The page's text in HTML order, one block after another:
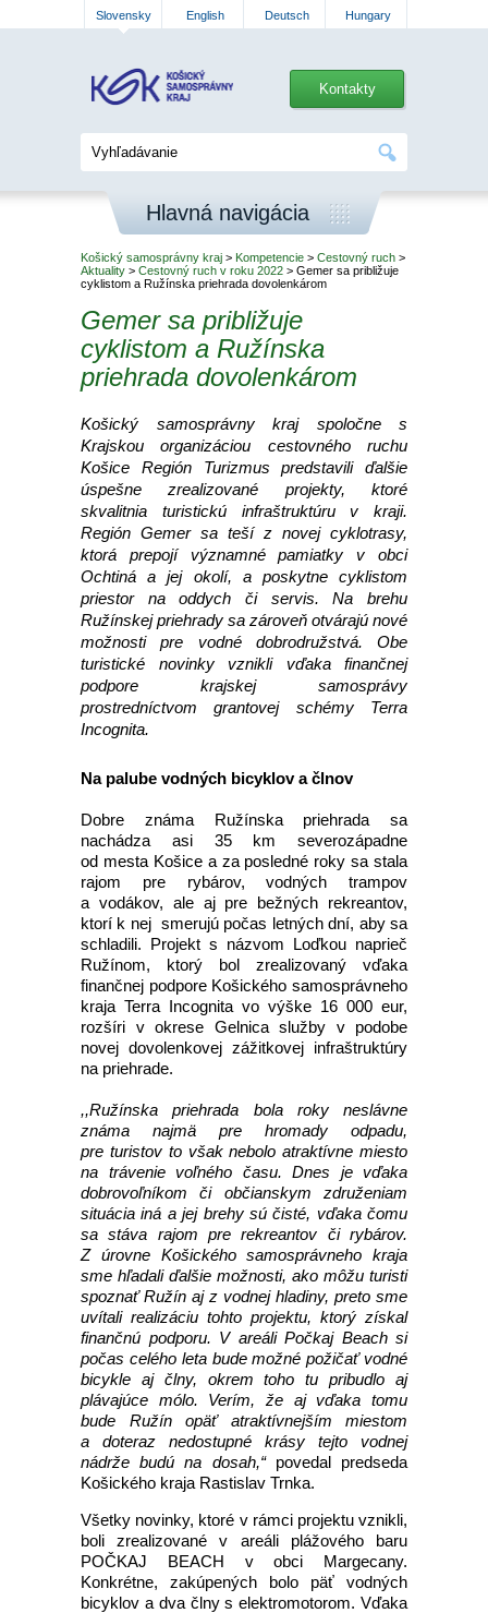
Slovensky English Deutsch Hungary
Kontakty
Hlavná navigácia
Košický samosprávny kraj > Kompetencie > Cestovný ruch >
Aktuality > Cestovný ruch v roku 2022 > Gemer sa približuje
cyklistom a Ružínska priehrada dovolenkárom
Gemer sa približuje
cyklistom a Ružínska
priehrada dovolenkárom
Košický samosprávny kraj spoločne s
Krajskou organizáciou cestovného ruchu
Košice Región Turizmus predstavili ďalšie
úspešne zrealizované projekty, ktoré
skvalitnia turistickú infraštruktúru v kraji.
Región Gemer sa teší z novej cyklotrasy,
ktorá prepojí významné pamiatky v obci
Ochtiná a jej okolí, a poskytne cyklistom
priestor na oddych či servis. Na brehu
Ružínskej priehrady sa zároveň otvárajú nové
možnosti pre vodné dobrodružstvá. Obe
turistické novinky vznikli vďaka finančnej
podpore krajskej samosprávy
prostredníctvom grantovej schémy Terra
Incognita.
Na palube vodných bicyklov a člnov
Dobre známa Ružínska priehrada sa
nachádza asi 35 km severozápadne
od mesta Košice a za posledné roky sa stala
rajom pre rybárov, vodných trampov
a vodákov, ale aj pre bežných rekreantov,
ktorí k nej smerujú počas letných dní, aby sa
schladili. Projekt s názvom Loďkou naprieč
Ružínom, ktorý bol zrealizovaný vďaka
finančnej podpore Košického samosprávneho
kraja Terra Incognita vo výške 16 000 eur,
rozšíri v okrese Gelnica služby v podobe
novej dovolenkovej zážitkovej infraštruktúry
na priehrade.
,,Ružínska priehrada bola roky neslávne
známa najmä pre hromady odpadu,
pre turistov to však nebolo atraktívne miesto
na trávenie voľného času. Dnes je vďaka
dobrovoľníkom či občianskym združeniam
situácia iná a jej brehy sú čisté, vďaka čomu
sa stáva rajom pre rekreantov či rybárov.
Z úrovne Košického samosprávneho kraja
sme hľadali ďalšie možnosti, ako môžu turisti
spoznať Ružín aj z vodnej hladiny, preto sme
uvítali realizáciu tohto projektu, ktorý získal
finančnú podporu. V areáli Počkaj Beach si
počas celého leta bude možné požičať vodné
bicykle aj člny, okrem toho tu pribudlo aj
plávajúce mólo. Verím, že aj vďaka tomu
bude Ružín opäť atraktívnejším miestom
a doteraz nedostupné krásy tejto vodnej
nádrže budú na dosah,“povedal predseda
Košického kraja Rastislav Trnka.
Všetky novinky, ktoré v rámci projektu vznikli,
boli zrealizované v areáli plážového baru
POČKAJ BEACH v obci Margecany.
Konkrétne, zakúpených bolo päť vodných
bicyklov a dva člny s elektromotorom. Vďaka